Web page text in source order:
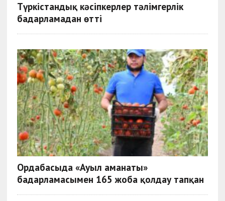
Түркістандық кәсіпкерлер тәлімгерлік
бағдарламадан өтті
Ордабасыда «Ауыл аманаты»
бағдарламасымен 165 жоба қолдау тапқан